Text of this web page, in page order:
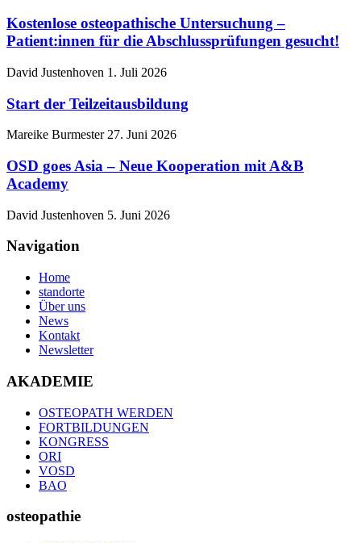
Kostenlose osteopathische Untersuchung –
Patient:innen für die Abschlussprüfungen gesucht!
David Justenhoven 1. Juli 2026
Start der Teilzeitausbildung
Mareike Burmester 27. Juni 2026
OSD goes Asia – Neue Kooperation mit A&B
Academy
David Justenhoven 5. Juni 2026
Navigation
Home
standorte
Über uns
News
Kontakt
Newsletter
AKADEMIE
OSTEOPATH WERDEN
FORTBILDUNGEN
KONGRESS
ORI
VOSD
BAO
osteopathie